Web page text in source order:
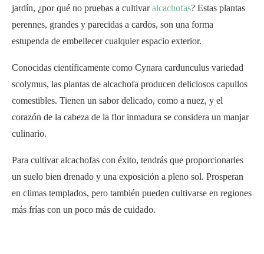
jardín, ¿por qué no pruebas a cultivaralcachofas? Estas plantas
perennes, grandes y parecidas a cardos, son una forma
estupenda de embellecer cualquier espacio exterior.
Conocidas científicamente como Cynara cardunculus variedad
scolymus, las plantas de alcachofa producen deliciosos capullos
comestibles. Tienen un sabor delicado, como a nuez, y el
corazón de la cabeza de la flor inmadura se considera un manjar
culinario.
Para cultivar alcachofas con éxito, tendrás que proporcionarles
un suelo bien drenado y una exposición a pleno sol. Prosperan
en climas templados, pero también pueden cultivarse en regiones
más frías con un poco más de cuidado.